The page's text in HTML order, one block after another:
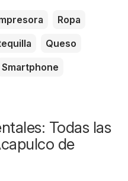
Ropa
Queso
Smartphone
Todas las
de